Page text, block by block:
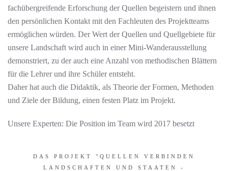
fachübergreifende Erforschung der Quellen begeistern und ihnen
den persönlichen Kontakt mit den Fachleuten des Projektteams
ermöglichen würden. Der Wert der Quellen und Quellgebiete für
unsere Landschaft wird auch in einer Mini-Wanderausstellung
demonstriert, zu der auch eine Anzahl von methodischen Blättern
für die Lehrer und ihre Schüler entsteht.
Daher hat auch die Didaktik, als Theorie der Formen, Methoden
und Ziele der Bildung, einen festen Platz im Projekt.
Unsere Experten: Die Position im Team wird 2017 besetzt
DAS PROJEKT "QUELLEN VERBINDEN
LANDSCHAFTEN UND STAATEN -